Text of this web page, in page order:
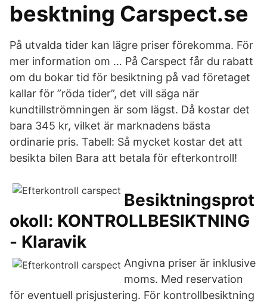
besktning Carspect.se
På utvalda tider kan lägre priser förekomma. För
mer information om … På Carspect får du rabatt
om du bokar tid för besiktning på vad företaget
kallar för ”röda tider”, det vill säga när
kundtillströmningen är som lägst. Då kostar det
bara 345 kr, vilket är marknadens bästa
ordinarie pris. Tabell: Så mycket kostar det att
besikta bilen Bara att betala för efterkontroll!
Besiktningsprot
okoll: KONTROLLBESIKTNING
- Klaravik
Angivna priser är inklusive
moms. Med reservation
för eventuell prisjustering. För kontrollbesiktning